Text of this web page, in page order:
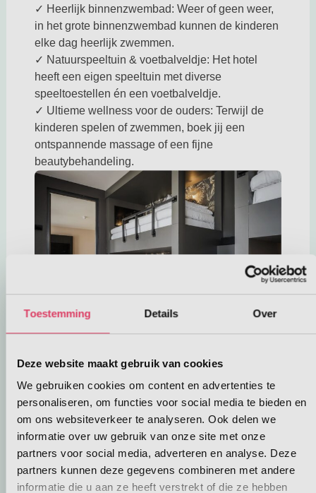
Toestemming Details Over
Deze website maakt gebruik van cookies
We gebruiken cookies om content en advertenties te
personaliseren, om functies voor social media te bieden en
om ons websiteverkeer te analyseren. Ook delen we
informatie over uw gebruik van onze site met onze
partners voor social media, adverteren en analyse. Deze
partners kunnen deze gegevens combineren met andere
informatie die u aan ze heeft verstrekt of die ze hebben
✓ Heerlijk binnenzwembad: Weer of geen weer,
in het grote binnenzwembad kunnen de kinderen
elke dag heerlijk zwemmen.
✓ Natuurspeeltuin & voetbalveldje: Het hotel
heeft een eigen speeltuin met diverse
speeltoestellen én een voetbalveldje.
✓ Ultieme wellness voor de ouders: Terwijl de
kinderen spelen of zwemmen, boek jij een
ontspannende massage of een fijne
beautybehandeling.
7. Valk Exclusief Hotel Oostzaan-
Amsterdam
Wil je wel citytrippen, maar niet middenin in de
drukte van de Amsterdamse binnenstad slapen?
Valk Exclusief Hotel Oostzaan-Amsterdamligt
net boven Amsterdam, aan een natuurgebied.
Het hotel heeft een prachtig binnenzwembad op
de bovenste verdieping met een waanzinnig